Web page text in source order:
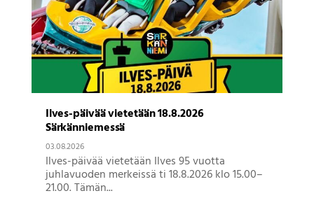
Ilves-päivää vietetään 18.8.2026
Särkänniemessä
03.08.2026
Ilves-päivää vietetään Ilves 95 vuotta
juhlavuoden merkeissä ti 18.8.2026 klo 15.00–
21.00. Tämän...